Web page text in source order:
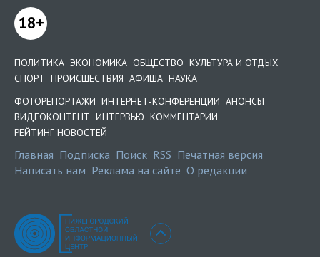
18+
ПОЛИТИКА ЭКОНОМИКА ОБЩЕСТВО КУЛЬТУРА И ОТДЫХ
СПОРТ ПРОИСШЕСТВИЯ АФИША НАУКА
ФОТОРЕПОРТАЖИ ИНТЕРНЕТ-КОНФЕРЕНЦИИ АНОНСЫ
ВИДЕОКОНТЕНТ ИНТЕРВЬЮ КОММЕНТАРИИ
РЕЙТИНГ НОВОСТЕЙ
Главная Подписка Поиск RSS Печатная версия
Написать нам Реклама на сайте О редакции